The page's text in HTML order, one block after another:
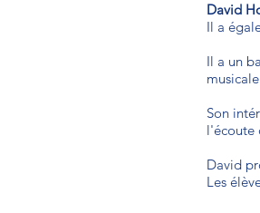
David
Il a
Il a un
Son
l'écoute
David
Les